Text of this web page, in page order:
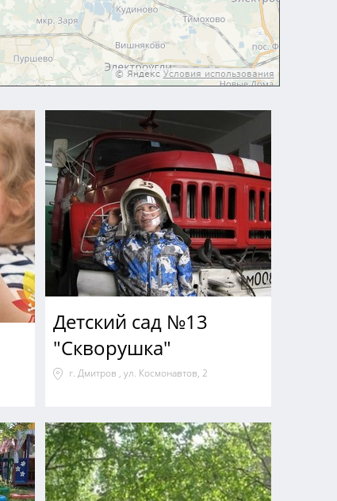
Детский сад №13
"Скворушка"
г. Дмитров , ул. Космонавтов, 2